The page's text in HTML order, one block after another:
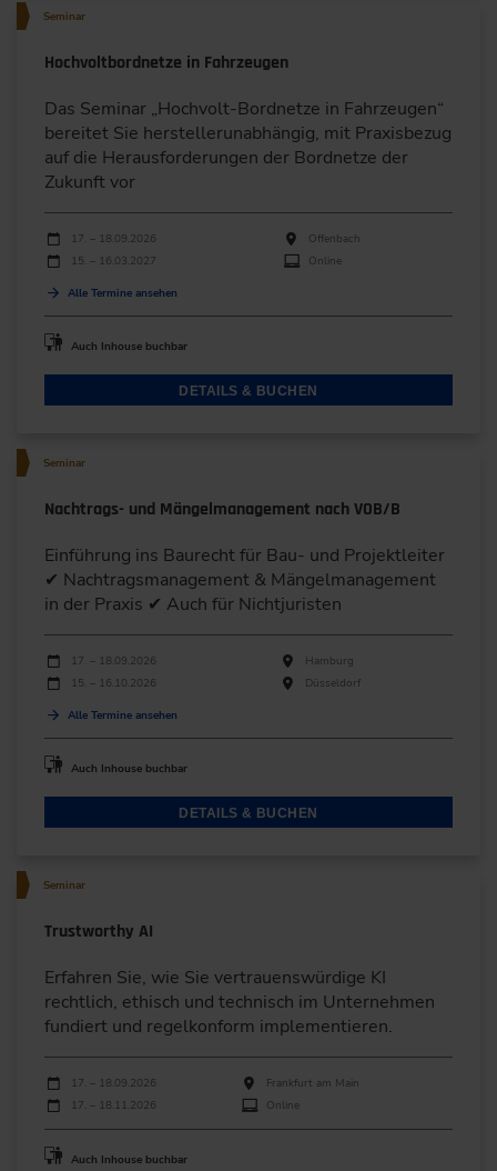
Seminar
Hochvoltbordnetze in Fahrzeugen
Das Seminar „Hochvolt-Bordnetze in Fahrzeugen“
bereitet Sie herstellerunabhängig, mit Praxisbezug
auf die Herausforderungen der Bordnetze der
Zukunft vor
Durchführungen
Veranstaltungsdatum
17. – 18.09.2026
Offenbach
15. – 16.03.2027
Online
Alle Termine ansehen
Auch Inhouse buchbar
DETAILS & BUCHEN
Seminar
Nachtrags- und Mängelmanagement nach VOB/B
Einführung ins Baurecht für Bau- und Projektleiter
✔ Nachtragsmanagement & Mängelmanagement
in der Praxis ✔ Auch für Nichtjuristen
Durchführungen
Veranstaltungsdatum
17. – 18.09.2026
Hamburg
15. – 16.10.2026
Düsseldorf
Alle Termine ansehen
Auch Inhouse buchbar
DETAILS & BUCHEN
Seminar
Trustworthy AI
Erfahren Sie, wie Sie vertrauenswürdige KI
rechtlich, ethisch und technisch im Unternehmen
fundiert und regelkonform implementieren.
Durchführungen
Veranstaltungsdatum Veranstaltungsort
17. – 18.09.2026
Frankfurt am Main
17. – 18.11.2026
Online
Auch Inhouse buchbar